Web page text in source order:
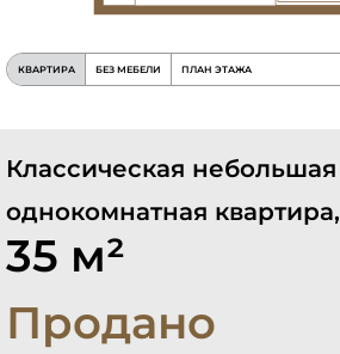
Классическая небольшая
однокомнатная квартира,
35 м²
Продано
КВАРТИРА БЕЗ МЕБЕЛИ ПЛАН ЭТАЖА